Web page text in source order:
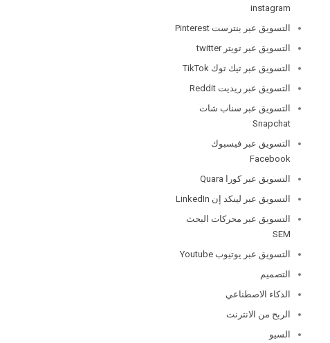
instagram
التسويق عبر بنترست Pinterest
التسويق عبر تويتر twitter
التسويق عبر تيك توك TikTok
التسويق عبر ريديت Reddit
التسويق عبر سناب شات
Snapchat
التسويق عبر فيسبوك
Facebook
التسويق عبر كورا Quara
التسويق عبر لينكد إن LinkedIn
التسويق عبر محركات البحث
SEM
التسويق عبر يوتيوب Youtube
التصميم
الذكاء الاصطناعي
الربح من الانترنت
السيو